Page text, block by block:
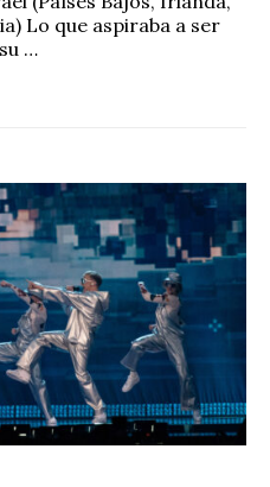
Lo que aspiraba a ser
…